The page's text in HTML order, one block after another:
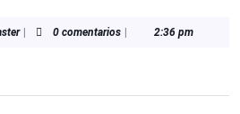
webmaster0 comentarios 2:36 pm